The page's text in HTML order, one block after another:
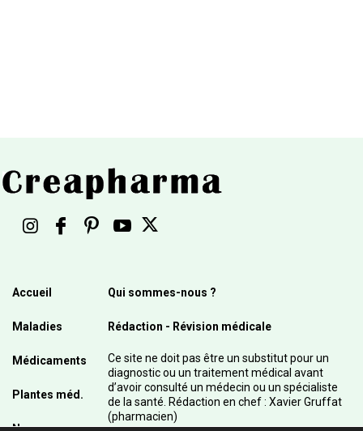
Accueil
Maladies
Médicaments
Plantes méd.
Qui sommes-nous ?
Rédaction - Révision médicale
Ce site ne doit pas être un substitut pour un
diagnostic ou un traitement médical avant
d’avoir consulté un médecin ou un spécialiste
de la santé. Rédaction en chef : Xavier Gruffat
(pharmacien)